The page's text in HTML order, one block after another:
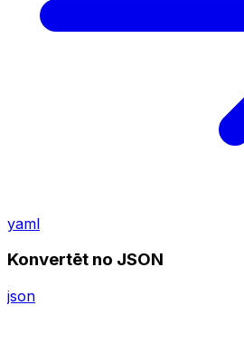
yaml
Konvertēt no JSON
json